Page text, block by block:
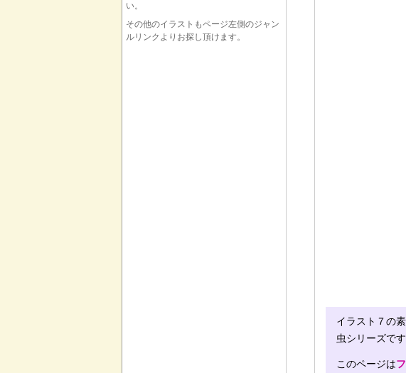
イラスト７の
虫シリーズです
このページは
い。
その他のイラストもページ左側のジャン
ルリンクよりお探し頂けます。